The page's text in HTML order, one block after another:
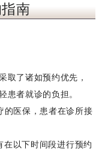
疫苗的通知【住吉】【梅
南
取了诸如预约优先，
患者就诊的负担。
的医保，患者在诊所接
以下时间段进行预约